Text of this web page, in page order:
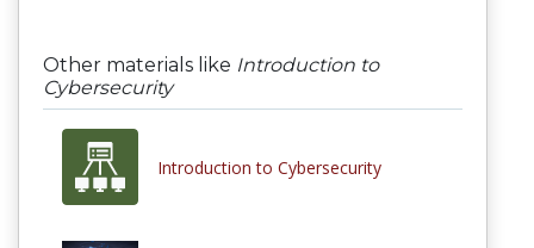
Other materials like Introduction to
Cybersecurity
Introduction to Cybersecurity